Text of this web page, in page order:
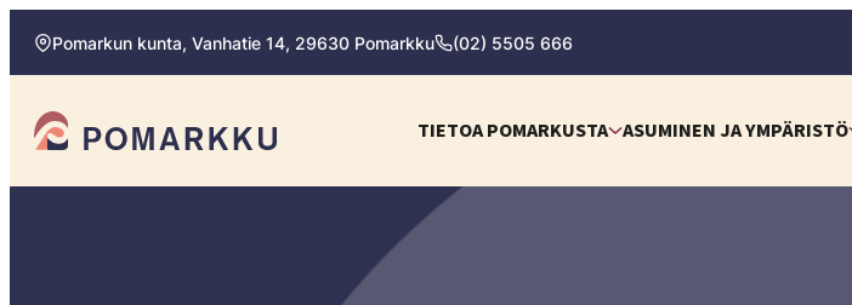
Siirry
suoraan
sisältöön
Pomarkun kunta, Vanhatie 14, 29630 Pomarkku (02) 5505 666
Pomarkun kunta
TIETOA POMARKUSTA ASUMINEN JA YMPÄRISTÖ